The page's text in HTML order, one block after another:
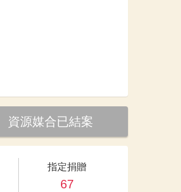
資源媒合已結案
指定捐贈
67